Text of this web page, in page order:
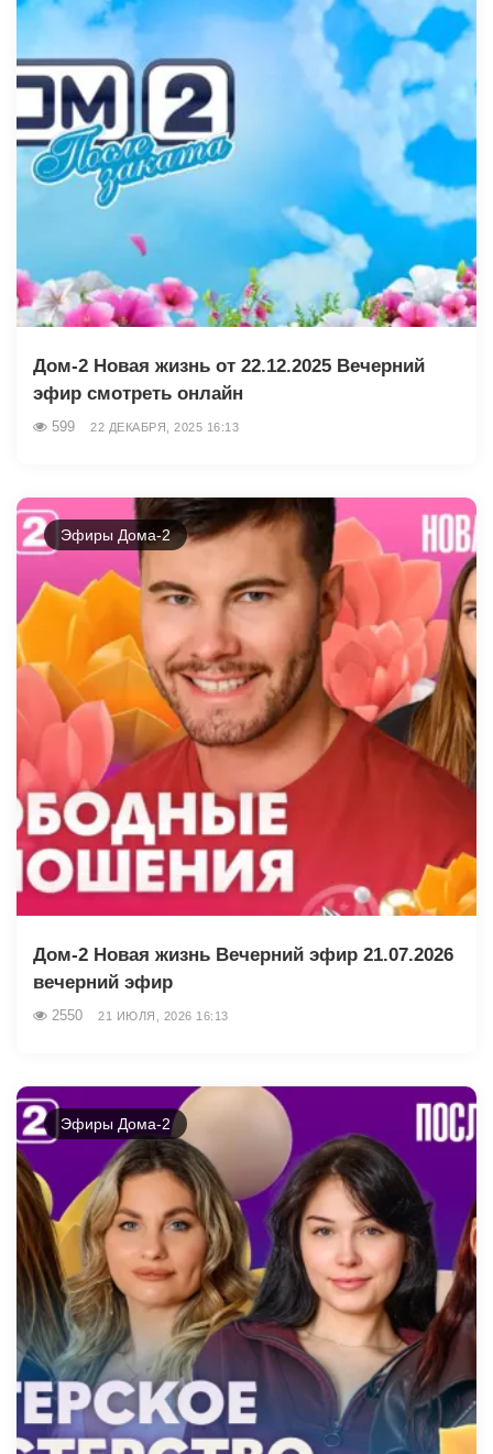
Дом-2 Новая жизнь от 22.12.2025 Вечерний
эфир смотреть онлайн
599 22 ДЕКАБРЯ, 2025 16:13
Эфиры Дома-2
Дом-2 Новая жизнь Вечерний эфир 21.07.2026
вечерний эфир
2550 21 ИЮЛЯ, 2026 16:13
Эфиры Дома-2